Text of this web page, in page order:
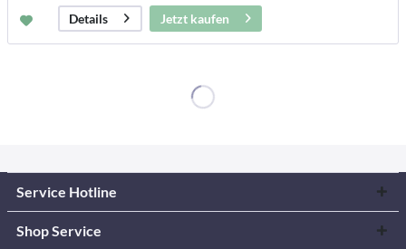
Details
Jetzt kaufen
Service Hotline
Shop Service